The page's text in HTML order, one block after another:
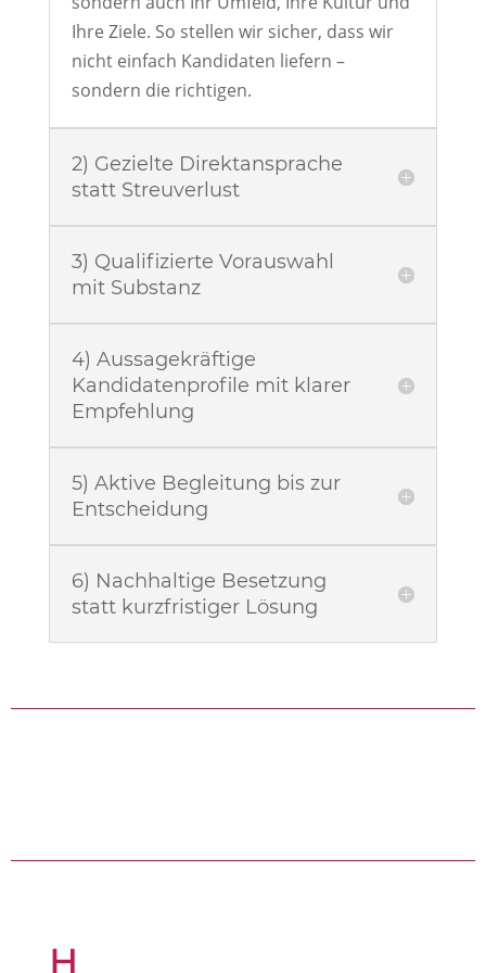
Ihre Ziele. So stellen wir sicher, dass wir
nicht einfach Kandidaten liefern –
sondern die richtigen.
2) Gezielte Direktansprache
statt Streuverlust
3) Qualifizierte Vorauswahl
mit Substanz
4) Aussagekräftige
Kandidatenprofile mit klarer
Empfehlung
5) Aktive Begleitung bis zur
Entscheidung
6) Nachhaltige Besetzung
statt kurzfristiger Lösung
H